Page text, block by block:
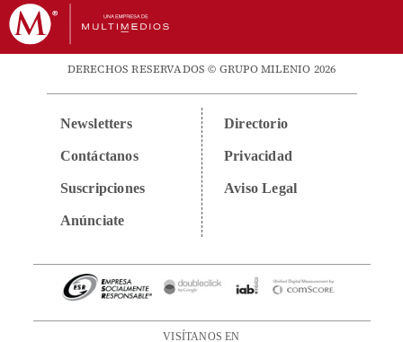
DERECHOS RESERVADOS © GRUPO MILENIO 2026
Newsletters
Contáctanos
Suscripciones
Anúnciate
Directorio
Privacidad
Aviso Legal
VISÍTANOS EN